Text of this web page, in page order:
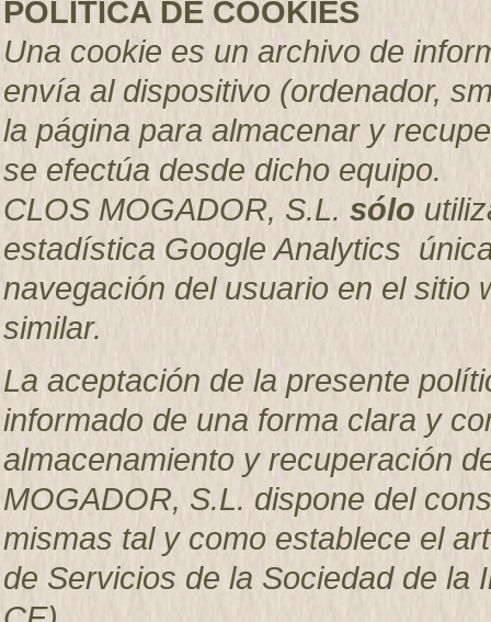
POLÍTICA DE COOKIES
Una cookie es un archivo de
envía al dispositivo (ordenador,
la página para almacenar y
se efectúa desde dicho equipo.
CLOS MOGADOR, S.L. sólo
estadística Google Analytics
navegación del usuario en el sitio
similar.
La aceptación de la presente
informado de una forma clara y
almacenamiento y recuperación
MOGADOR, S.L. dispone del
mismas tal y como establece el
de Servicios de la Sociedad de la